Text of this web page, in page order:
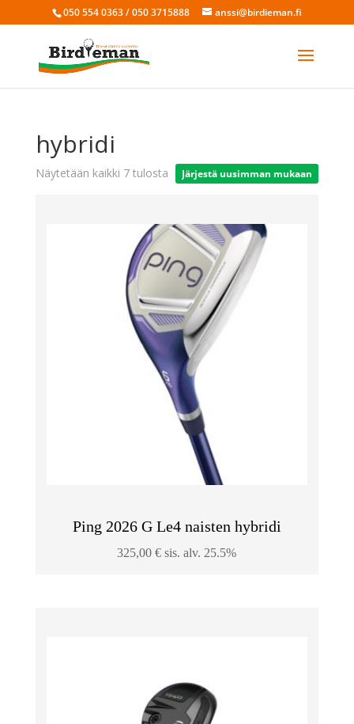
050 554 0363 / 050 3715888 anssi@birdieman.fi
hybridi
Näytetään kaikki 7 tulostaSorted
Ping 2026 G Le4 naisten hybridi
325,00€ sis. alv. 25.5%